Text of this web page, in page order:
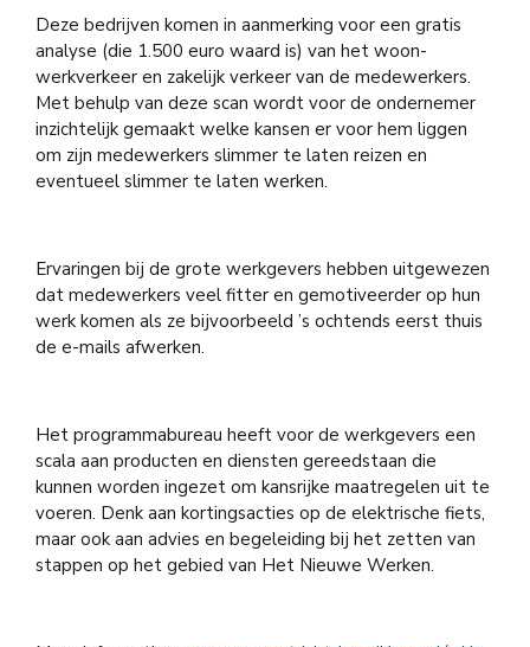
Deze bedrijven komen in aanmerking voor een gratis
analyse (die 1.500 euro waard is) van het woon-
werkverkeer en zakelijk verkeer van de medewerkers.
Met behulp van deze scan wordt voor de ondernemer
inzichtelijk gemaakt welke kansen er voor hem liggen
om zijn medewerkers slimmer te laten reizen en
eventueel slimmer te laten werken.
Ervaringen bij de grote werkgevers hebben uitgewezen
dat medewerkers veel fitter en gemotiveerder op hun
werk komen als ze bijvoorbeeld ’s ochtends eerst thuis
de e-mails afwerken.
Het programmabureau heeft voor de werkgevers een
scala aan producten en diensten gereedstaan die
kunnen worden ingezet om kansrijke maatregelen uit te
voeren. Denk aan kortingsacties op de elektrische fiets,
maar ook aan advies en begeleiding bij het zetten van
stappen op het gebied van Het Nieuwe Werken.